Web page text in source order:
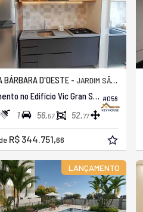
#056
BÁRBARA D'OESTE - JARDIM SÃO FRANCISCO
Apartamento no Edifício Vic Gran São Francisco
1 56,57 52,77
R$ 344.751,66
LANÇAMENTO